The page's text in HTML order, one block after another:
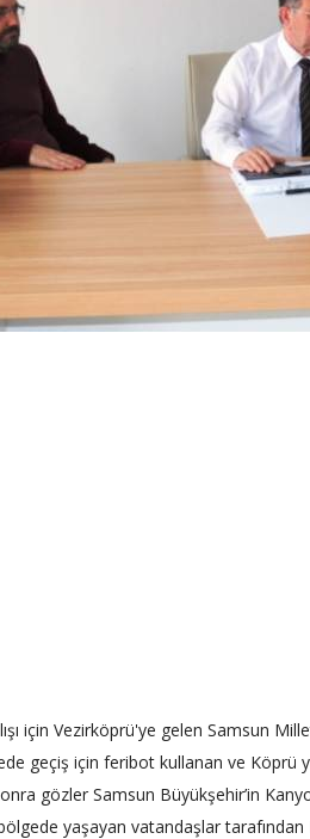
için Vezirköprü'ye gelen Samsun
geçiş için feribot kullanan ve Köprü
gözler Samsun Büyükşehir’in
yaşayan vatandaşlar tarafından